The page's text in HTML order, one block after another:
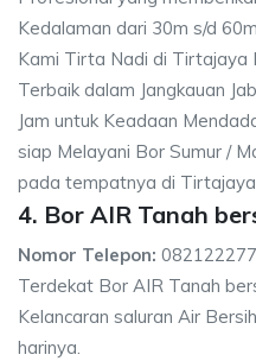
Kedalaman dari 30m s/d
Kami Tirta Nadi di Tirtajaya
Terbaik dalam Jangkauan
Jam untuk Keadaan
siap Melayani Bor Sumur /
pada tempatnya di
4. Bor AIR Tanah
Nomor Telepon:
Terdekat Bor AIR Tanah
Kelancaran saluran Air
harinya.